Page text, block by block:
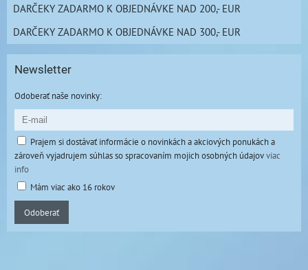
DARČEKY ZADARMO K OBJEDNÁVKE NAD 200,- EUR
DARČEKY ZADARMO K OBJEDNÁVKE NAD 300,- EUR
Newsletter
Odoberať naše novinky:
Prajem si dostávať informácie o novinkách a akciových ponukách a
zároveň vyjadrujem súhlas so spracovaním mojich osobných údajovviac
info
Mám viac ako 16 rokov
Odoberať